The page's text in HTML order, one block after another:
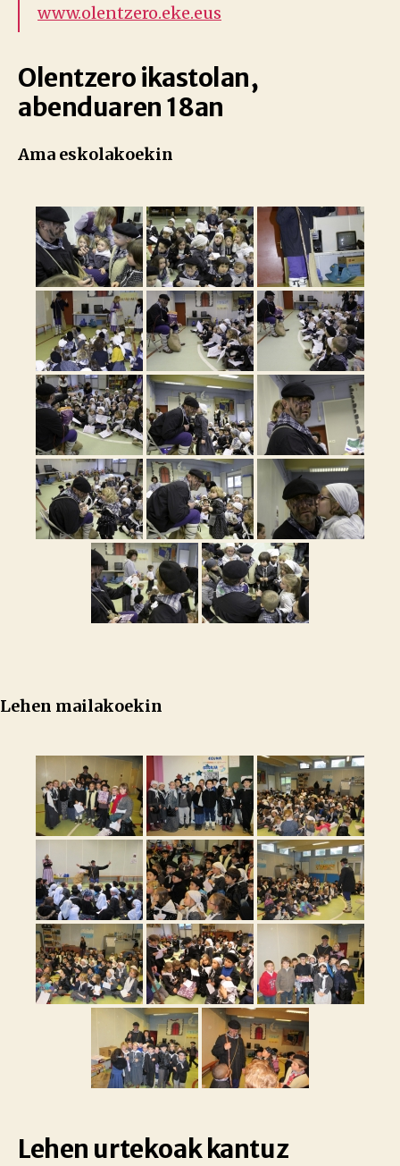
www.olentzero.eke.eus
Olentzero ikastolan,
abenduaren 18an
Ama eskolakoekin
Lehen mailakoekin
Lehen urtekoak kantuz